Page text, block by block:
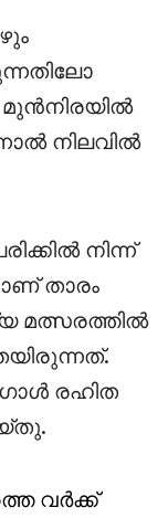
നിലവിൽ
നിന്ന്
താരം
മത്സരത്തിൽ
രഹിത
വർക്ക്‌